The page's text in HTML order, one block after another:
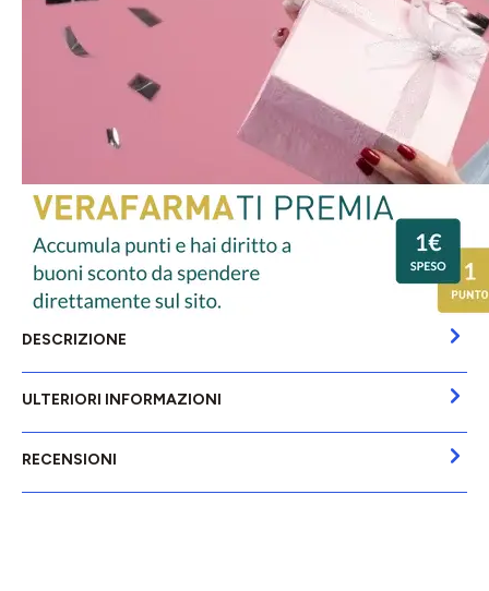
DESCRIZIONE
ULTERIORI INFORMAZIONI
RECENSIONI